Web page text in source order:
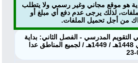
هو موقع مجاني وغير رسمي ولا يتطلب
لذلك يرجى عدم دفع أي مبلغ أو
من أجل تحميل الملفات.
التقويم المدرسي - الفصل الثاني: بداية
الدراسة للعام الدراسي 1448هـ / 1449هـ / لجميع المناطق عدا